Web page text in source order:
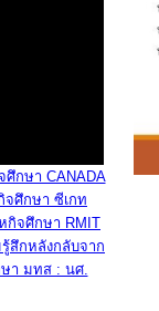
ศึกษา CANADA
จศึกษา ซีเกท
กิจศึกษา RMIT
สึกหลังกลับจาก
า มทส : นศ.